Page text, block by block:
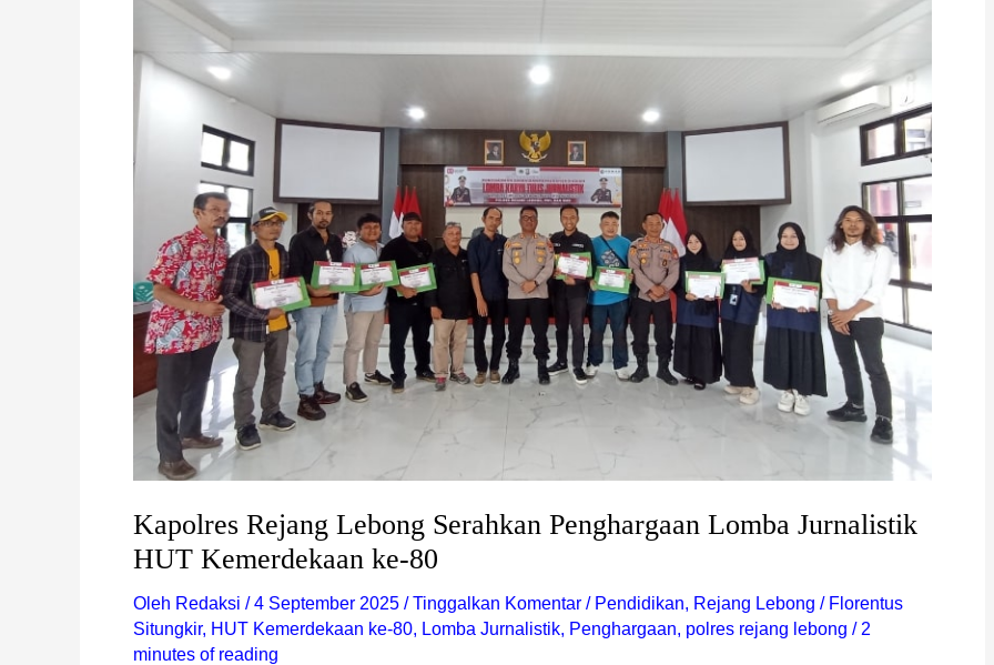
Kapolres Rejang Lebong Serahkan Penghargaan Lomba Jurnalistik
HUT Kemerdekaan ke-80
Oleh Redaksi /4 September 2025 /Tinggalkan Komentar / Pendidikan, Rejang Lebong / Florentus
Situngkir, HUT Kemerdekaan ke-80, Lomba Jurnalistik, Penghargaan, polres rejang lebong / 2
minutes of reading
Lebong
Serahkan
Penghargaan
Jurnalistik
HUT
Kemerdekaan